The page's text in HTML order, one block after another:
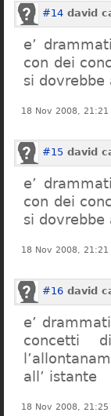
#14 david
e’
con dei
si dovrebbe
18 Nov 2008, 21:21
#15 david
e’
con dei
si dovrebbe
18 Nov 2008, 21:21
#16 david
e’
concetti
all’ istante
18 Nov 2008, 21:25